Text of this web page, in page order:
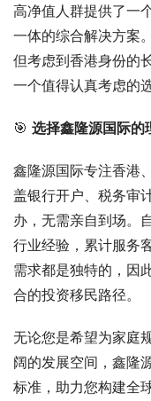
高净值人群提供了一
一体的综合解决方案
但考虑到香港身份的
一个值得认真考虑的选
🎯 选择鑫隆源国际的
鑫隆源国际专注香港
盖银行开户、税务审
办，无需亲自到场。
行业经验，累计服务
需求都是独特的，因
合的投资移民路径。
无论您是希望为家庭
阔的发展空间，鑫隆
标准，助力您构建全